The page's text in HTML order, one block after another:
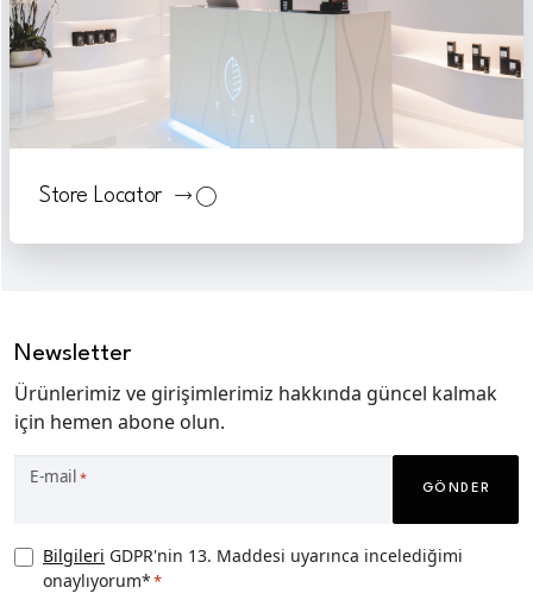
Store Locator
Newsletter
Ürünlerimiz ve girişimlerimiz hakkında güncel kalmak
için hemen abone olun.
E-mail*
GÖNDER
Privacy
Consent
Bilgileri GDPR'nin 13. Maddesi uyarınca incelediğimi
onaylıyorum**